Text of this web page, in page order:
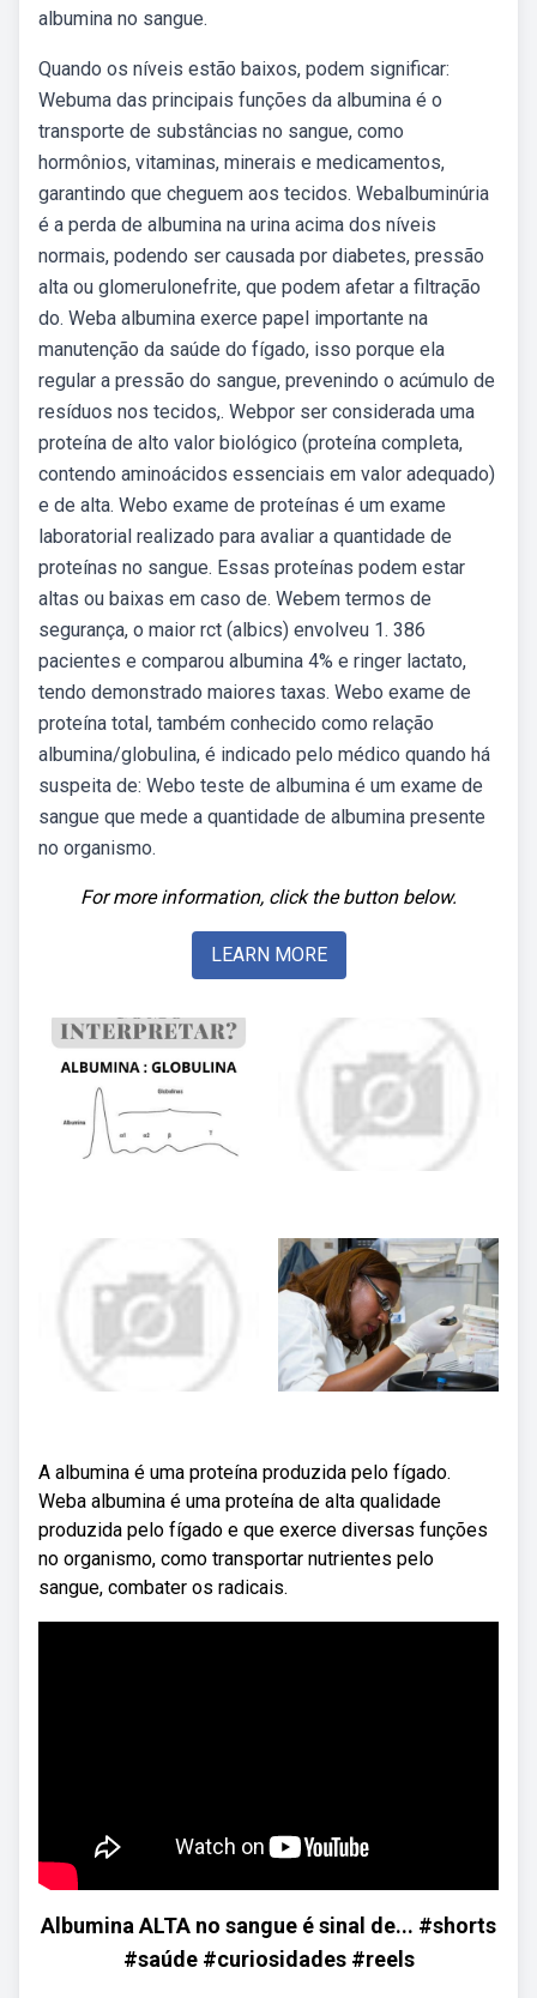
albumina no sangue.
Quando os níveis estão baixos, podem significar:
Webuma das principais funções da albumina é o
transporte de substâncias no sangue, como
hormônios, vitaminas, minerais e medicamentos,
garantindo que cheguem aos tecidos. Webalbuminúria
é a perda de albumina na urina acima dos níveis
normais, podendo ser causada por diabetes, pressão
alta ou glomerulonefrite, que podem afetar a filtração
do. Weba albumina exerce papel importante na
manutenção da saúde do fígado, isso porque ela
regular a pressão do sangue, prevenindo o acúmulo de
resíduos nos tecidos,. Webpor ser considerada uma
proteína de alto valor biológico (proteína completa,
contendo aminoácidos essenciais em valor adequado)
e de alta. Webo exame de proteínas é um exame
laboratorial realizado para avaliar a quantidade de
proteínas no sangue. Essas proteínas podem estar
altas ou baixas em caso de. Webem termos de
segurança, o maior rct (albics) envolveu 1. 386
pacientes e comparou albumina 4% e ringer lactato,
tendo demonstrado maiores taxas. Webo exame de
proteína total, também conhecido como relação
albumina/globulina, é indicado pelo médico quando há
suspeita de: Webo teste de albumina é um exame de
sangue que mede a quantidade de albumina presente
no organismo.
For more information, click the button below.
LEARN MORE
A albumina é uma proteína produzida pelo fígado.
Weba albumina é uma proteína de alta qualidade
produzida pelo fígado e que exerce diversas funções
no organismo, como transportar nutrientes pelo
sangue, combater os radicais.
Albumina ALTA no sangue é sinal de... #shorts
#saúde #curiosidades #reels